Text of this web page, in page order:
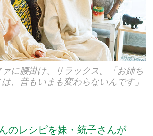
に腰掛け、リラックス。「お姉ち
、昔もいまも変わらないんです」
のレシピを妹・統子さんが